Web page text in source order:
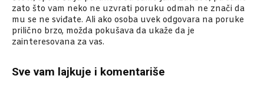
zato što vam neko ne uzvrati poruku odmah ne znači da
mu se ne sviđate. Ali ako osoba uvek odgovara na poruke
prilično brzo, možda pokušava da ukaže da je
zainteresovana za vas.
Sve vam lajkuje i komentariše